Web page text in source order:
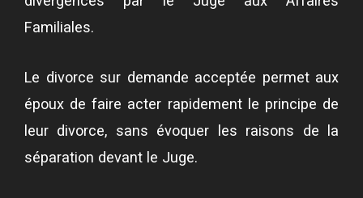
Familiales.
Le divorce sur demande acceptée permet aux
époux de faire acter rapidement le principe de
leur divorce, sans évoquer les raisons de la
séparation devant le Juge.